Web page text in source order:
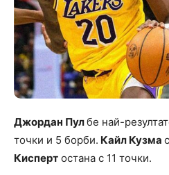
Джордан Пулбе най-
точки и 5 борби. Кайл Кузма
Кисперт остана с 11 точки.